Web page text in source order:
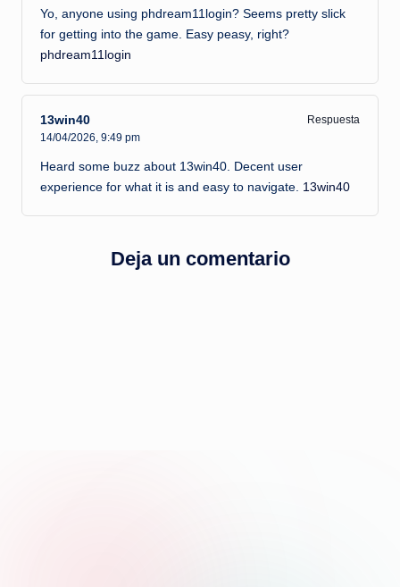
Yo, anyone using phdream11login? Seems pretty slick
for getting into the game. Easy peasy, right?
phdream11login
13win40
Respuesta
14/04/2026, 9:49 pm
Heard some buzz about 13win40. Decent user
experience for what it is and easy to navigate. 13win40
Deja un comentario